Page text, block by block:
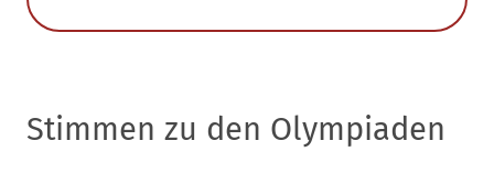
Stimmen zu den Olympiaden